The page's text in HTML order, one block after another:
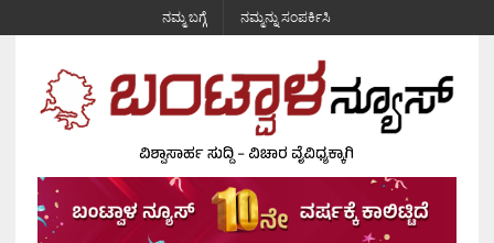
ನಮ್ಮ ಬಗ್ಗೆ ನಮ್ಮನ್ನು ಸಂಪರ್ಕಿಸಿ